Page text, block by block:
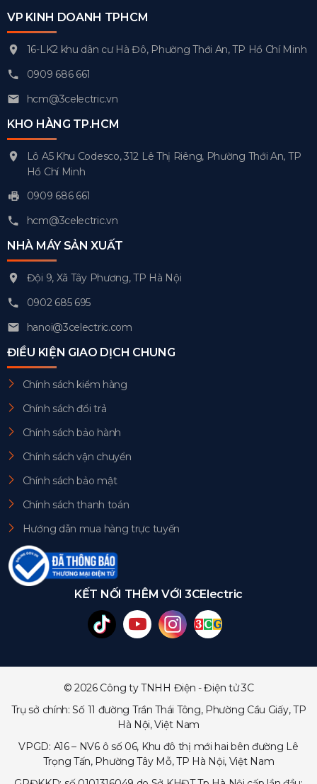
VP KINH DOANH TPHCM
16-LK2 khu dân cư Hà Đô, Phường Thới An, TP Hồ Chí Minh
0909 686 661
hcm@3celectric.vn
KHO HÀNG TP.HCM
Lô A5 Khu Codesco, 312 Lê Thị Riêng, Phường Thới An, TP
Hồ Chí Minh
0909 686 661
hcm@3celectric.vn
NHÀ MÁY SẢN XUẤT
Đội 9, Xã Tây Phương, TP Hà Nội
0902 685 695
hanoi@3celectric.com
ĐIỀU KIỆN GIAO DỊCH CHUNG
Chính sách kiểm hàng
Chính sách đổi trả
Chính sách bảo hành
Chính sách vận chuyển
Chính sách bảo mật
Chính sách thanh toán
Hướng dẫn mua hàng trực tuyến
KẾT NỐI THÊM VỚI 3CElectric
© 2026 Công ty TNHH Điện - Điện tử 3C
Trụ sở chính: Số 11 đường Trần Thái Tông, Phường Cầu Giấy, TP
Hà Nội, Việt Nam
VPGD: A16 – NV6 ô số 06, Khu đô thị mới hai bên đường Lê
Trọng Tấn, Phường Tây Mỗ, TP Hà Nội, Việt Nam